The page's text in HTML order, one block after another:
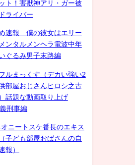
ト！害獣神アリ・ガー被
ライバー
速報 僕の彼女はエリー
ンタルメンヘラ電波中年
ぐるみ男子末路編
ルまっくす（デカい強い2
部屋おじさんヒロシ之古
話題な動画取り上げ
刑事編
ニートスケ番長のエキス
子ども部屋おばさんの自
報）